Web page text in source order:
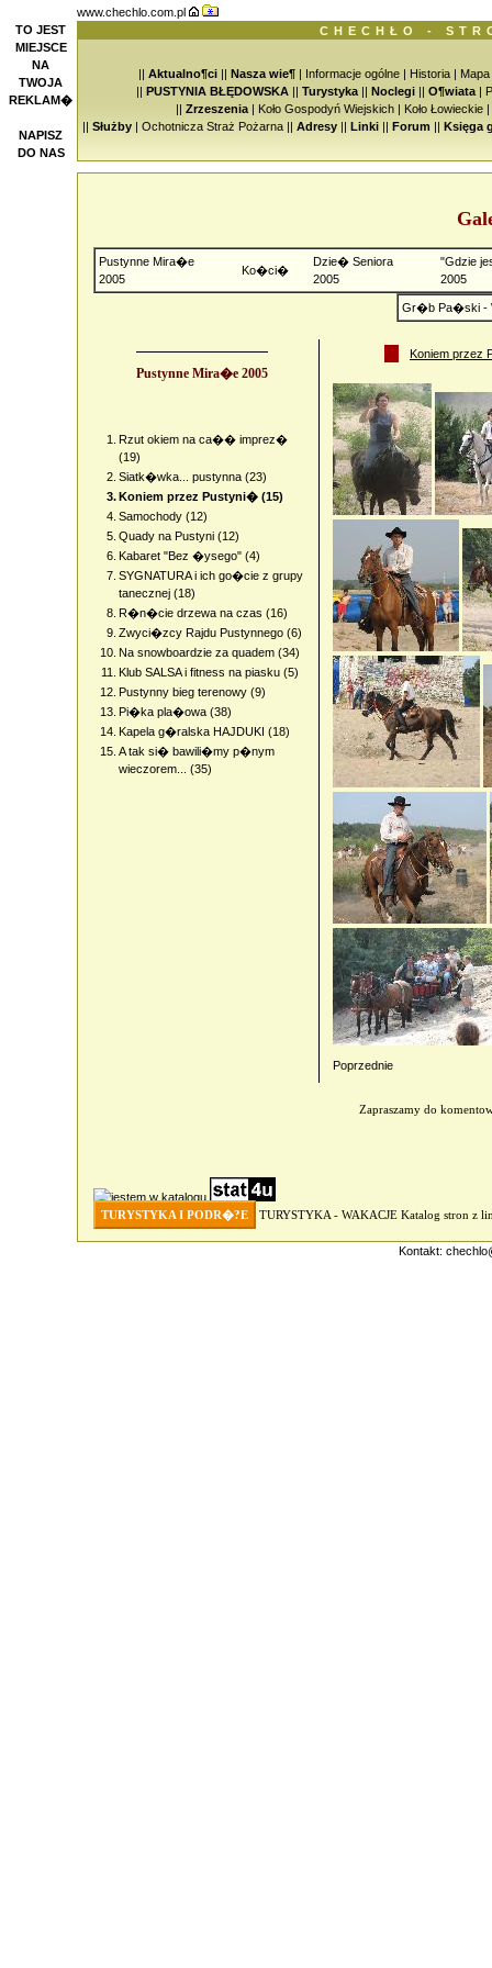
TO JEST
MIEJSCE
NA
TWOJA
REKLAM�
NAPISZ
DO NAS
www.chechlo.com.pl
CHECHŁO -
|| Aktualno¶ci || Nasza wie¶ | Informacje ogólne | Historia | Mapa
|| PUSTYNIA BŁĘDOWSKA || Turystyka || Noclegi || O¶wiata |
|| Zrzeszenia | Koło Gospodyń Wiejskich | Koło Łowieckie |
|| Służby | Ochotnicza Straż Pożarna || Adresy || Linki || Forum || Księga
Pustynne Mira�e
2005
Ko�ci�
Dzie� Seniora
2005
"Gdzie
2005
Gr�b Pa�ski -
Pustynne Mira�e 2005
1. Rzut okiem na ca�� imprez�
(19)
2. Siatk�wka... pustynna (23)
3.Koniem przez Pustyni� (15)
4. Samochody (12)
5. Quady na Pustyni (12)
6. Kabaret "Bez �ysego" (4)
7. SYGNATURA i ich go�cie z grupy
tanecznej (18)
8. R�n�cie drzewa na czas (16)
9. Zwyci�zcy Rajdu Pustynnego (6)
10. Na snowboardzie za quadem (34)
11. Klub SALSA i fitness na piasku (5)
12. Pustynny bieg terenowy (9)
13. Pi�ka pla�owa (38)
14. Kapela g�ralska HAJDUKI (18)
15. A tak si� bawili�my p�nym
wieczorem... (35)
Koniem przez
Poprzednie
Zapraszamy do
TURYSTYKA I PODR�?E TURYSTYKA - WAKACJE Katalog stron z
Kontakt: